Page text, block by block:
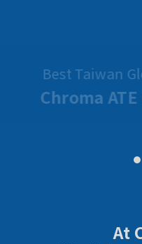
滿足各類AI
AI Server
At